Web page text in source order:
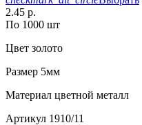
2.45 р.
По 1000 шт
Цвет золото
Размер 5мм
Материал цветной металл
Артикул 1910/11